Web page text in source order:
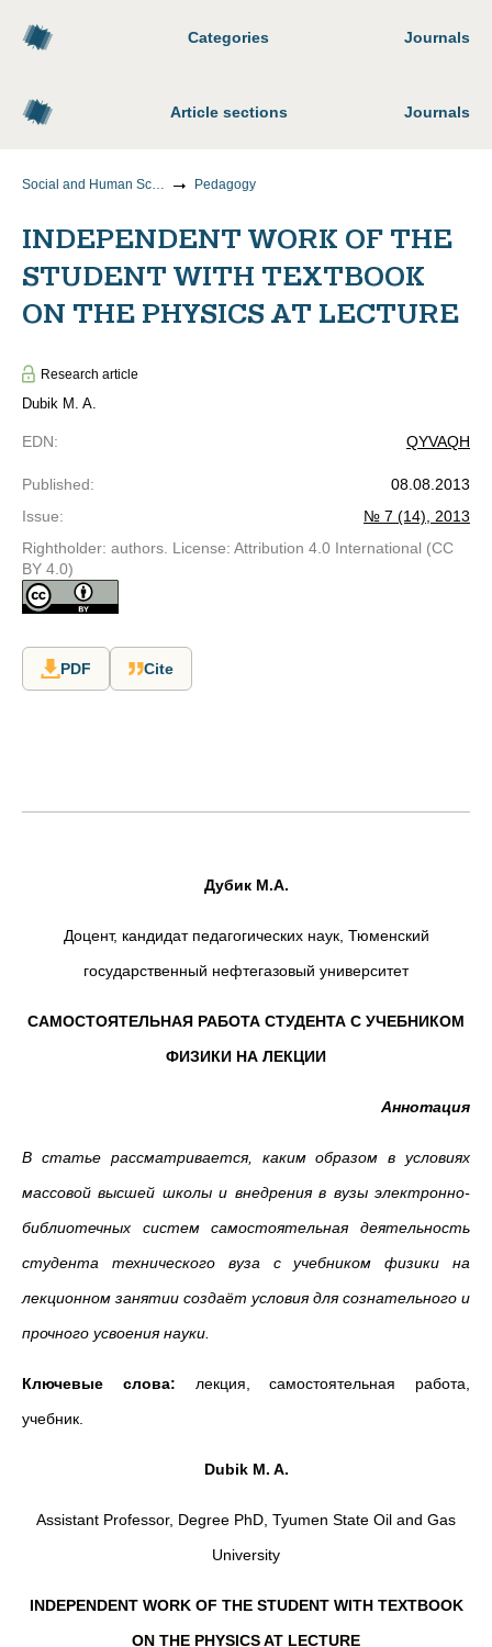
Categories Journals
Article sections Journals
Social and Human Sciences Pedagogy
INDEPENDENT WORK OF THE
STUDENT WITH TEXTBOOK
ON THE PHYSICS AT LECTURE
Research article
Dubik M. A.
EDN: QYVAQH
Published:
08.08.2013
Issue:
№ 7 (14), 2013
Rightholder: authors. License: Attribution 4.0 International (CC
BY 4.0)
PDF Cite
Дубик М.А.
Доцент, кандидат педагогических наук, Тюменский
государственный нефтегазовый университет
САМОСТОЯТЕЛЬНАЯ РАБОТА СТУДЕНТА С УЧЕБНИКОМ
ФИЗИКИ НА ЛЕКЦИИ
Аннотация
В статье рассматривается, каким образом в условиях
массовой высшей школы и внедрения в вузы электронно-
библиотечных систем самостоятельная деятельность
студента технического вуза с учебником физики на
лекционном занятии создаёт условия для сознательного и
прочного усвоения науки.
Ключевые слова: лекция, самостоятельная работа,
учебник.
Dubik M. A.
Assistant Professor, Degree PhD, Tyumen State Oil and Gas
University
INDEPENDENT WORK OF THE STUDENT WITH TEXTBOOK
ON THE PHYSICS AT LECTURE